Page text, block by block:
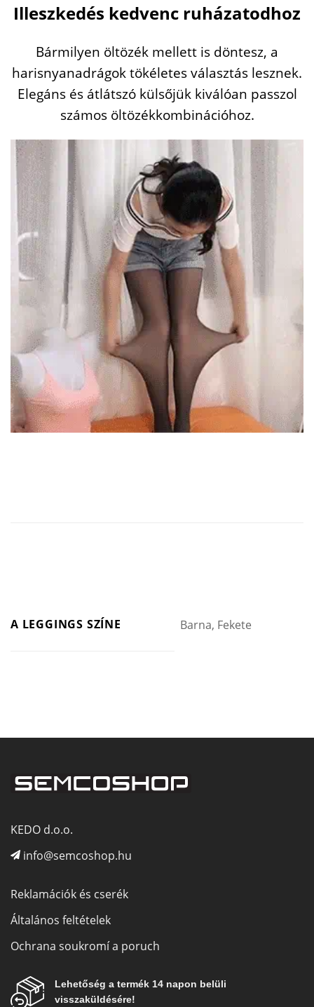
Illeszkedés kedvenc ruházatodhoz
Bármilyen öltözék mellett is döntesz, a
harisnyanadrágok tökéletes választás lesznek.
Elegáns és átlátszó külsőjük kiválóan passzol
számos öltözékkombinációhoz.
A LEGGINGS SZÍNE Barna, Fekete
KEDO d.o.o.
info@semcoshop.hu
Reklamációk és cserék
Általános feltételek
Ochrana soukromí a poruch
Lehetőség a termék 14 napon belüli
visszaküldésére!